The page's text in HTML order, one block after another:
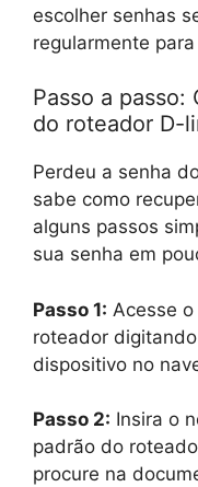
escolher senhas
regularmente
Passo a passo:
do roteador D-
Perdeu a senha
sabe como
alguns passos
sua senha em
Passo 1: Acesse
roteador
dispositivo no
Passo 2: Insira o
padrão do
procure na